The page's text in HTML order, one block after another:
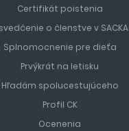
Certifikát poistenia
o členstve v SACKA
Splnomocnenie pre dieťa
Prvýkrát na letisku
Hľadám spolucestujúceho
Profil CK
Ocenenia